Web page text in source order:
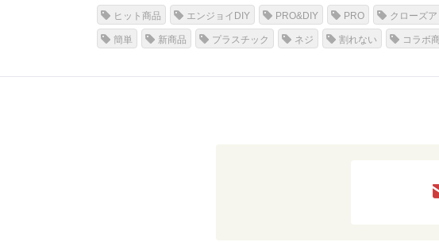
ヒット商品 エンジョイDIY PRO&DIY PRO クローズ
簡単 新商品 プラスチック ネジ 割れない コラボ